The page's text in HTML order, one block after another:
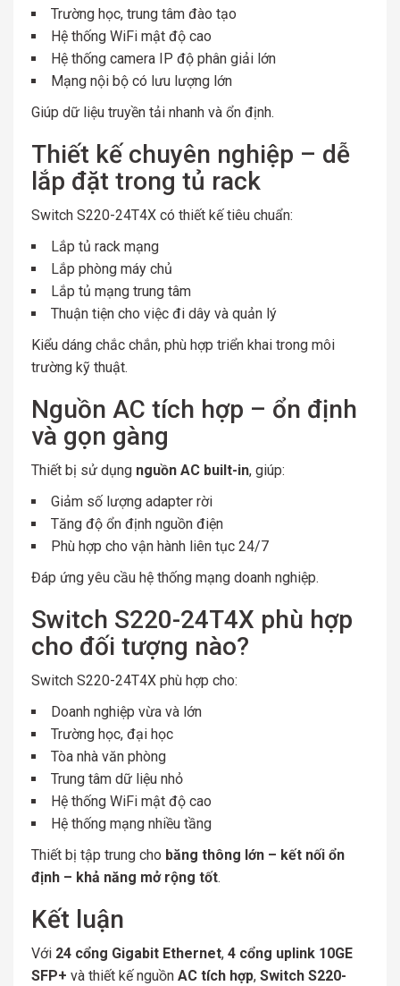
Trường học, trung tâm đào tạo
Hệ thống WiFi mật độ cao
Hệ thống camera IP độ phân giải lớn
Mạng nội bộ có lưu lượng lớn
Giúp dữ liệu truyền tải nhanh và ổn định.
Thiết kế chuyên nghiệp – dễ
lắp đặt trong tủ rack
Switch S220-24T4X có thiết kế tiêu chuẩn:
Lắp tủ rack mạng
Lắp phòng máy chủ
Lắp tủ mạng trung tâm
Thuận tiện cho việc đi dây và quản lý
Kiểu dáng chắc chắn, phù hợp triển khai trong môi
trường kỹ thuật.
Nguồn AC tích hợp – ổn định
và gọn gàng
Thiết bị sử dụng nguồn AC built-in, giúp:
Giảm số lượng adapter rời
Tăng độ ổn định nguồn điện
Phù hợp cho vận hành liên tục 24/7
Đáp ứng yêu cầu hệ thống mạng doanh nghiệp.
Switch S220-24T4X phù hợp
cho đối tượng nào?
Switch S220-24T4X phù hợp cho:
Doanh nghiệp vừa và lớn
Trường học, đại học
Tòa nhà văn phòng
Trung tâm dữ liệu nhỏ
Hệ thống WiFi mật độ cao
Hệ thống mạng nhiều tầng
Thiết bị tập trung cho băng thông lớn – kết nối ổn
định – khả năng mở rộng tốt.
Kết luận
Với 24 cổng Gigabit Ethernet, 4 cổng uplink 10GE
SFP+ và thiết kế nguồn AC tích hợp, Switch S220-